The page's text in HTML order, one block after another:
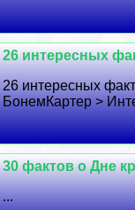
26 интересных
26 интересных
БонемКартер >
30 фактов о Дне
...